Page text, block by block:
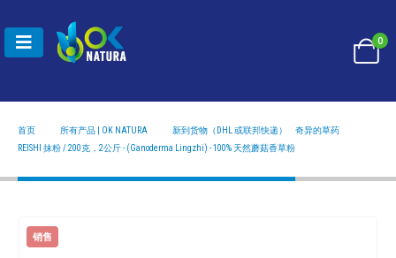
0
首页 所有产品 | OK NATURA 新到货物（DHL 或联邦快递）
奇异的草药
REISHI 抹粉 / 200克，2公斤 - (Ganoderma Lingzhi) - 100% 天然蘑菇香草粉
销售